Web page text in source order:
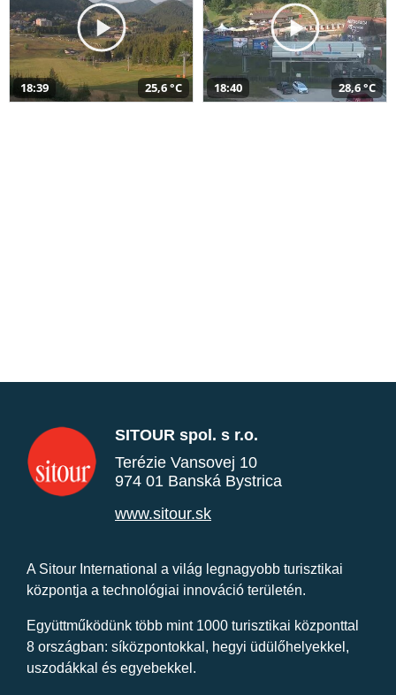
18:39 25,6 °C 18:40 28,6 °C
SITOUR spol. s r.o.
Terézie Vansovej 10
974 01 Banská Bystrica
www.sitour.sk
A Sitour International a világ legnagyobb turisztikai
központja a technológiai innováció területén.
Együttműködünk több mint 1000 turisztikai központtal
8 országban: síközpontokkal, hegyi üdülőhelyekkel,
uszodákkal és egyebekkel.